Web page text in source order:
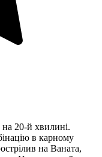
20-й хвилині.
в карному
на Ваната,